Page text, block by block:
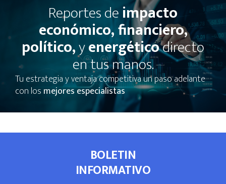
Reportes deimpacto
económico, financiero,
político,yenergéticodirecto
en tus manos.
Tu estrategia y ventaja competitiva un paso adelante
con los mejores especialistas
BOLETIN
INFORMATIVO